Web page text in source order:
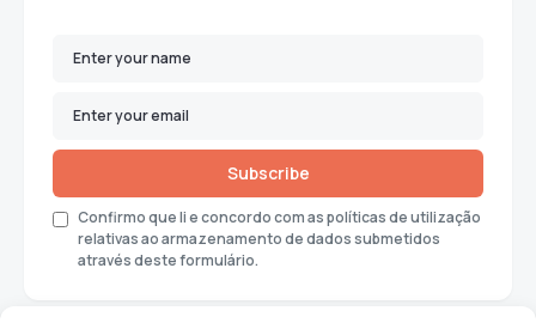
Subscribe
Confirmo que li e concordo com as políticas de utilização
relativas ao armazenamento de dados submetidos
através deste formulário.